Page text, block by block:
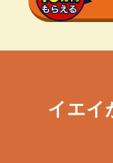
イエイ